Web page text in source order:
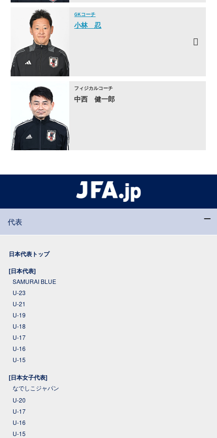
GKコーチ
小林 忍
フィジカルコーチ
中西 健一郎
代表
日本代表トップ
[日本代表]
SAMURAI BLUE
U-23
U-21
U-19
U-18
U-17
U-16
U-15
[日本女子代表]
なでしこジャパン
U-20
U-17
U-16
U-15